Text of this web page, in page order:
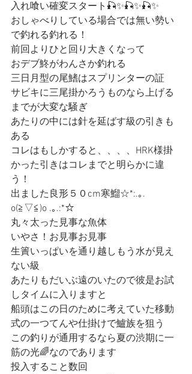
入れ喰い確変スタート🎣✨🎣✨🎣✨
おしゃべりしている場合では無い勢い
で釣れる釣れる！
前回よりひと回り大きくなって
おデブ鮗がわんさか釣れる
三日月型の尾鰭はスプリンターの証
サビキに三尾掛かろうものなら上げる
までが大変な騒ぎ
あたりの中には針を延ばす級の引きも
ある
コレはもしかすると、、、、HRK様掛
かった引きはコレまでと明らかに違
う！
出ました良形５０cm寒鰡☆*:.｡.
o(≧▽≦)o .｡.:*☆
丸々太った見事な魚体
いやさ！お見事お見事
生簀いっぱいを通り越しもう水が見え
ない級
あたりもだいぶ遠のいたので彼是お試
しタイムに入りますと
船頭はこの日のために考えていた移動
式の一つてんや仕掛けで鱸族を狙う
この釣りが通用するなら夏の渋期に一
筋の光🌈なのであります
投入すること数回